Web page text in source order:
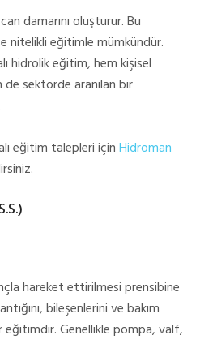
damarını oluşturur. Bu
nitelikli eğitimle mümkündür.
hidrolik eğitim, hem kişisel
sektörde aranılan bir
eğitim talepleri içinHidroman
hareket ettirilmesi prensibine
bileşenlerini ve bakım
Genellikle pompa, valf,